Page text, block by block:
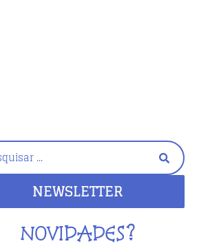
NEWSLETTER
NOVIDADES?